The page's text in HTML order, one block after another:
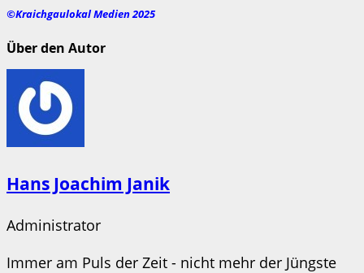
©Kraichgaulokal Medien 2025
Über den Autor
Hans Joachim Janik
Administrator
Immer am Puls der Zeit - nicht mehr der Jüngste